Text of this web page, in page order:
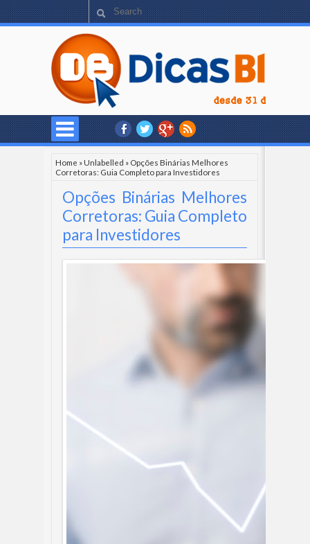
Home »Unlabelled » Opções Binárias Melhores
Corretoras: Guia Completo para Investidores
Opções Binárias Melhores
Corretoras: Guia Completo
para Investidores